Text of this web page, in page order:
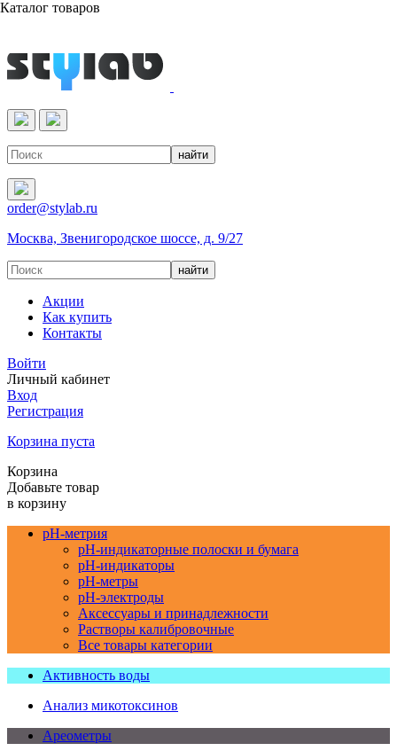
Реактивы & Оборудование
order@stylab.ru
Москва, Звенигородское шоссе, д. 9/27
Акции
Как купить
Контакты
Войти
Личный кабинет
Вход
Регистрация
Корзина пуста
Корзина
Добавьте товар
в корзину
pH-метрия
pH-индикаторные полоски и бумага
pH-индикаторы
pH-метры
pH-электроды
Аксессуары и принадлежности
Растворы калибровочные
Все товары категории
Активность воды
Анализ микотоксинов
Ареометры
Каталог товаров